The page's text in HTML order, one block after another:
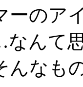
ーのア
んて
んなも